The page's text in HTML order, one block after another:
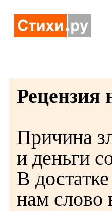
Рецензия
Причина
и деньги
В
нам слово